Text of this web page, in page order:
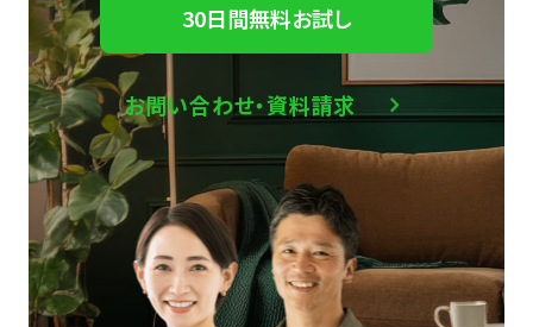
30日間無料お試し
お問い合わせ・資料請求